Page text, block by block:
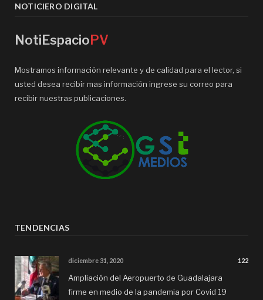
NOTICIERO DIGITAL
NotiEspacioPV
Mostramos información relevante y de calidad para el lector, si
usted desea recibir mas información ingrese su correo para
recibir nuestras publicaciones.
TENDENCIAS
diciembre 31, 2020 122
Ampliación del Aeropuerto de Guadalajara
firme en medio de la pandemia por Covid 19